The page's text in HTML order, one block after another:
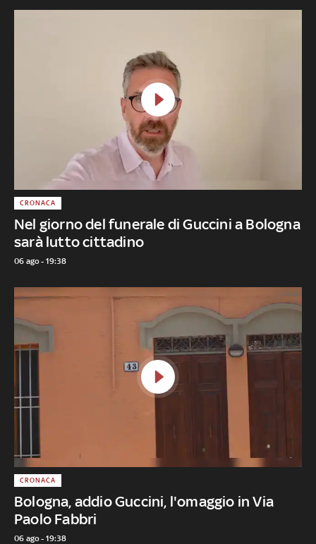
Nel giorno del funerale di Guccini a Bologna
sarà lutto cittadino
CRONACA
06 ago - 19:38
Bologna, addio Guccini, l'omaggio in Via
Paolo Fabbri
CRONACA
06 ago - 19:38